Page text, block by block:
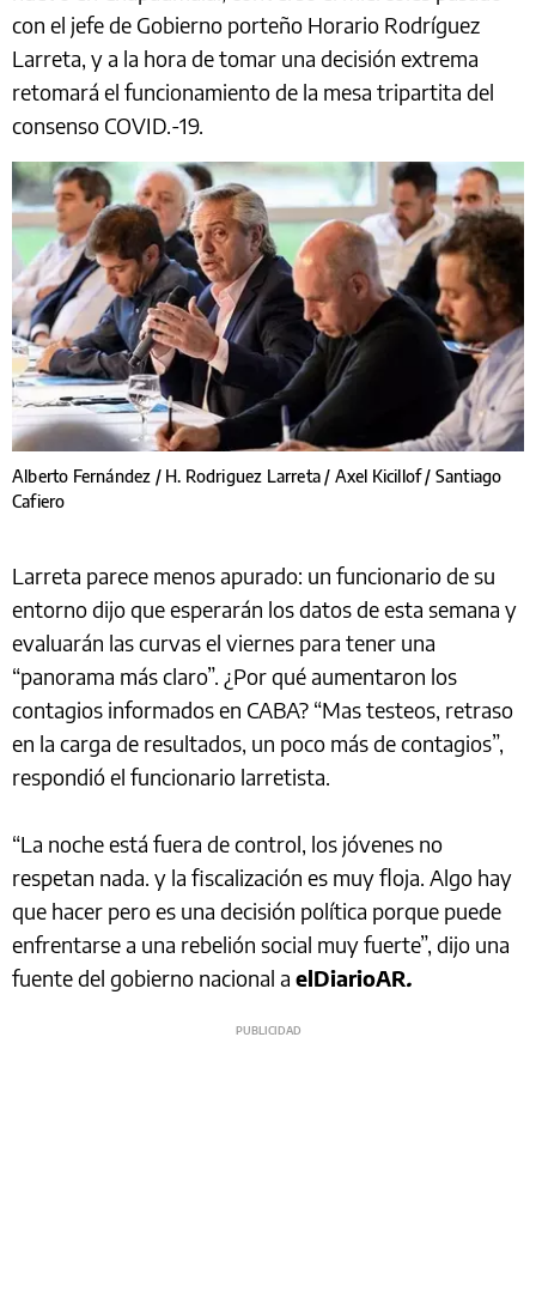
con el jefe de Gobierno porteño Horario Rodríguez
Larreta, y a la hora de tomar una decisión extrema
retomará el funcionamiento de la mesa tripartita del
consenso COVID.-19.
Alberto Fernández / H. Rodriguez Larreta / Axel Kicillof / Santiago
Cafiero
Larreta parece menos apurado: un funcionario de su
entorno dijo que esperarán los datos de esta semana y
evaluarán las curvas el viernes para tener una
“panorama más claro”. ¿Por qué aumentaron los
contagios informados en CABA? “Mas testeos, retraso
en la carga de resultados, un poco más de contagios”,
respondió el funcionario larretista.
“La noche está fuera de control, los jóvenes no
respetan nada. y la fiscalización es muy floja. Algo hay
que hacer pero es una decisión política porque puede
enfrentarse a una rebelión social muy fuerte”, dijo una
fuente del gobierno nacional a elDiarioAR.